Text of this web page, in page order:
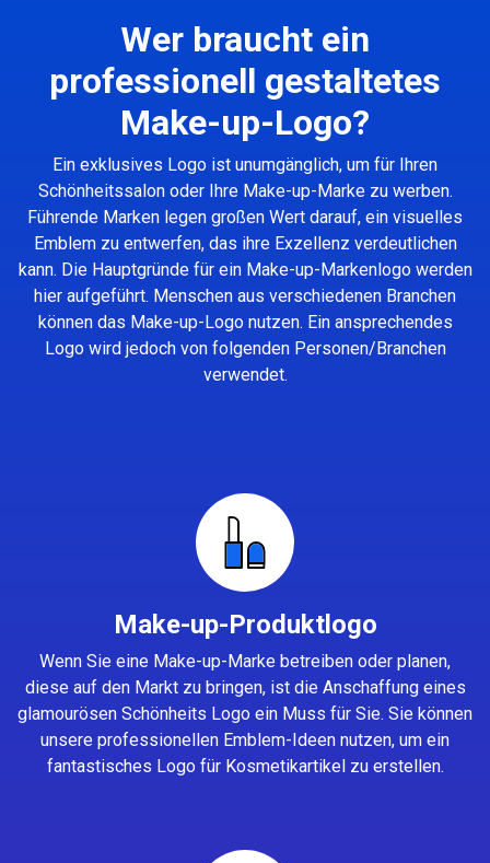
Wer braucht ein
professionell gestaltetes
Make-up-Logo?
Ein exklusives Logo ist unumgänglich, um für Ihren
Schönheitssalon oder Ihre Make-up-Marke zu werben.
Führende Marken legen großen Wert darauf, ein visuelles
Emblem zu entwerfen, das ihre Exzellenz verdeutlichen
kann. Die Hauptgründe für ein Make-up-Markenlogo werden
hier aufgeführt. Menschen aus verschiedenen Branchen
können das Make-up-Logo nutzen. Ein ansprechendes
Logo wird jedoch von folgenden Personen/Branchen
verwendet.
Make-up-Produktlogo
Wenn Sie eine Make-up-Marke betreiben oder planen,
diese auf den Markt zu bringen, ist die Anschaffung eines
glamourösen Schönheits Logo ein Muss für Sie. Sie können
unsere professionellen Emblem-Ideen nutzen, um ein
fantastisches Logo für Kosmetikartikel zu erstellen.